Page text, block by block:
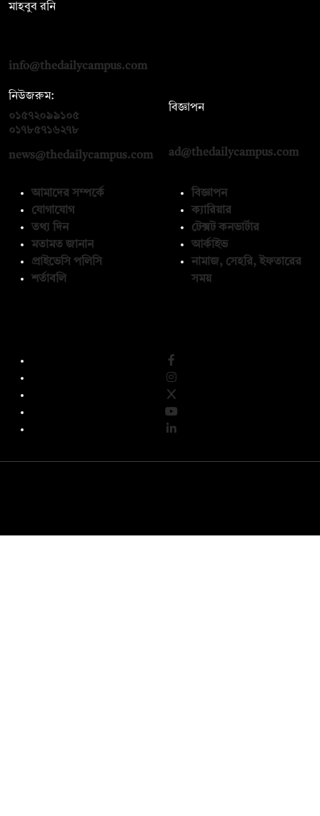
মাহবুব রনি
info@thedailycampus.com
নিউজরুম:
০১৫৭২০৯৯১০৫
০১৭৮৫৭১৬২৭৮
news@thedailycampus.com
বিজ্ঞাপন
ad@thedailycampus.com
আমাদের সম্পর্কে
যোগাযোগ
তথ্য দিন
মতামত জানান
প্রাইভেসি পলিসি
শর্তাবলি
বিজ্ঞাপন
ক্যারিয়ার
টেক্সট কনভার্টার
আর্কাইভ
নামাজ, সেহরি, ইফতারের
সময়